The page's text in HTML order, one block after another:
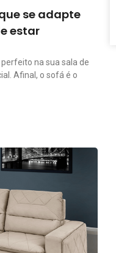
se adapte
estar
na sua sala de
Afinal, o sofá é o